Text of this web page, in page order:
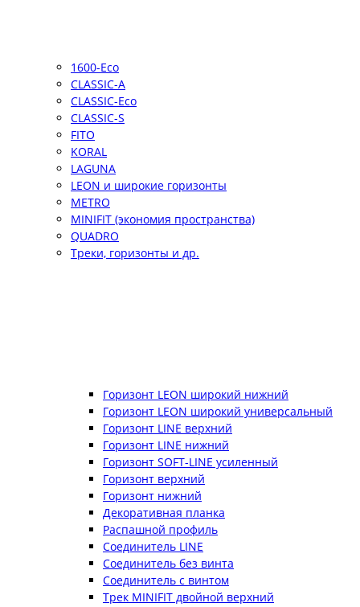
1600-Eco
CLASSIC-A
CLASSIC-Eco
CLASSIC-S
FITO
KORAL
LAGUNA
LEON и широкие горизонты
METRO
MINIFIT (экономия пространства)
QUADRO
Треки, горизонты и др.
Горизонт LEON широкий нижний
Горизонт LEON широкий универсальный
Горизонт LINE верхний
Горизонт LINE нижний
Горизонт SOFT-LINE усиленный
Горизонт верхний
Горизонт нижний
Декоративная планка
Распашной профиль
Соединитель LINE
Соединитель без винта
Соединитель с винтом
Трек MINIFIT двойной верхний